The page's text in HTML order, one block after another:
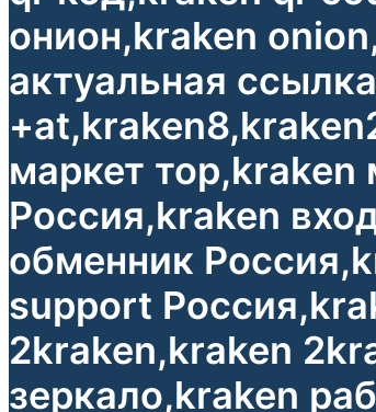
онион,kraken
актуальная
маркет тор,kraken
Россия,kraken
обменник
support
2kraken,kraken
зеркало,kraken